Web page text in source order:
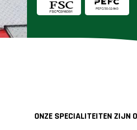
ONZE SPECIALITEITEN ZIJN